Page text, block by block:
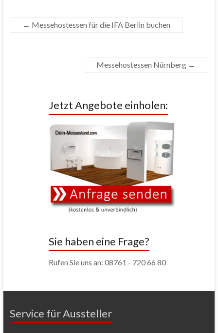
← Messehostessen für die IFA Berlin buchen
Messehostessen Nürnberg →
Jetzt Angebote einholen:
Sie haben eine Frage?
Rufen Sie uns an: 08761 - 720 66 80
Service für Aussteller